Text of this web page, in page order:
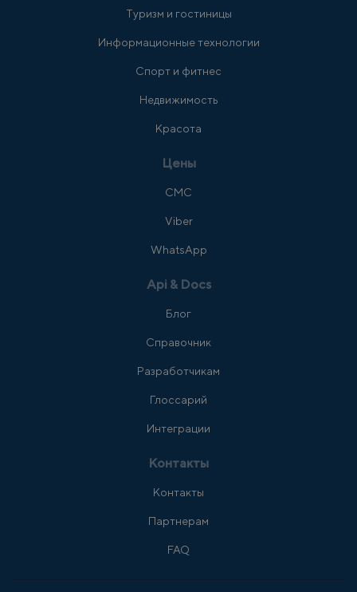
Туризм и гостиницы
Информационные технологии
Спорт и фитнес
Недвижимость
Красота
Цены
СМС
Viber
WhatsApp
Api & Docs
Блог
Справочник
Разработчикам
Глоссарий
Интеграции
Контакты
Контакты
Партнерам
FAQ